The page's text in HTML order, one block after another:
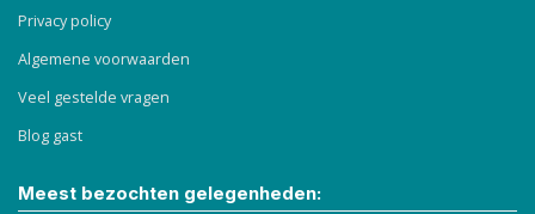
Privacy policy
Algemene voorwaarden
Veel gestelde vragen
Blog gast
Meest bezochten gelegenheden: